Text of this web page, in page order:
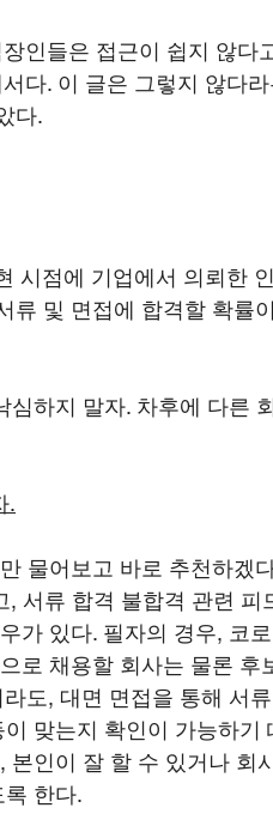
인들은 접근이 쉽지 않다
다. 이 글은 그렇지 않다라
다.
시점에 기업에서 의뢰한
류 및 면접에 합격할 확률
하지 말자. 차후에 다른
.
물어보고 바로 추천하겠
서류 합격 불합격 관련 피
가 있다. 필자의 경우, 코
로 채용할 회사는 물론 후
도, 대면 면접을 통해 서
맞는지 확인이 가능하기
인이 잘 할 수 있거나 회
한다.